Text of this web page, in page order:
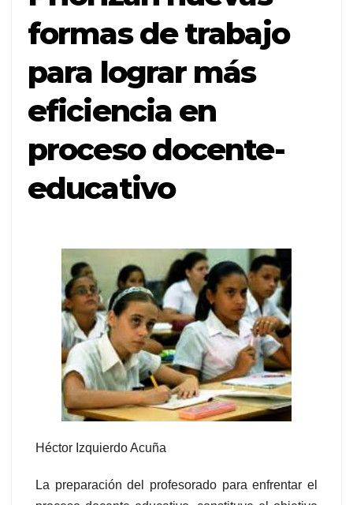
formas de trabajo
para lograr más
eficiencia en
proceso docente-
educativo
Héctor Izquierdo Acuña
La preparación del profesorado para enfrentar el